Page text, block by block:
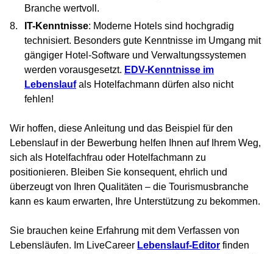
Branche wertvoll.
IT-Kenntnisse: Moderne Hotels sind hochgradig
technisiert. Besonders gute Kenntnisse im Umgang mit
gängiger Hotel-Software und Verwaltungssystemen
werden vorausgesetzt. EDV-Kenntnisse im
Lebenslaufals Hotelfachmann dürfen also nicht
fehlen!
Wir hoffen, diese Anleitung und das Beispiel für den
Lebenslauf in der Bewerbung helfen Ihnen auf Ihrem Weg,
sich als Hotelfachfrau oder Hotelfachmann zu
positionieren. Bleiben Sie konsequent, ehrlich und
überzeugt von Ihren Qualitäten – die Tourismusbranche
kann es kaum erwarten, Ihre Unterstützung zu bekommen.
Sie brauchen keine Erfahrung mit dem Verfassen von
Lebensläufen. Im LiveCareer Lebenslauf-Editor finden